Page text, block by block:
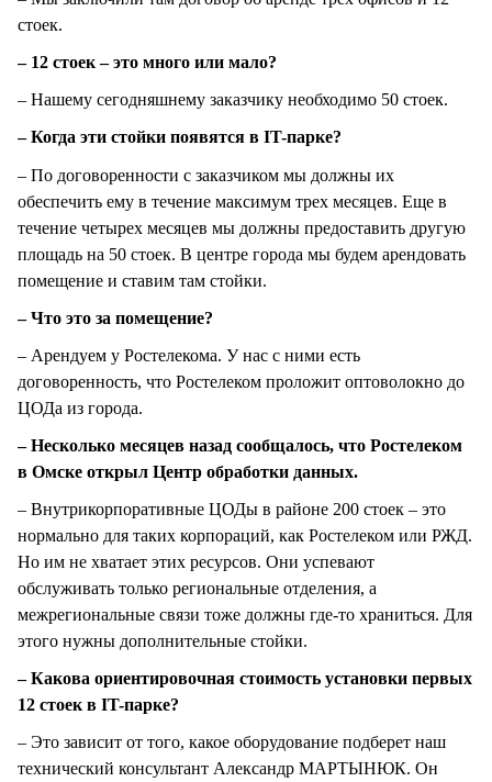
стоек.
– 12 стоек – это много или мало?
– Нашему сегодняшнему заказчику необходимо 50 стоек.
– Когда эти стойки появятся в IT-парке?
– По договоренности с заказчиком мы должны их
обеспечить ему в течение максимум трех месяцев. Еще в
течение четырех месяцев мы должны предоставить другую
площадь на 50 стоек. В центре города мы будем арендовать
помещение и ставим там стойки.
– Что это за помещение?
– Арендуем у Ростелекома. У нас с ними есть
договоренность, что Ростелеком проложит оптоволокно до
ЦОДа из города.
– Несколько месяцев назад сообщалось, что Ростелеком
в Омске открыл Центр обработки данных.
– Внутрикорпоративные ЦОДы в районе 200 стоек – это
нормально для таких корпораций, как Ростелеком или РЖД.
Но им не хватает этих ресурсов. Они успевают
обслуживать только региональные отделения, а
межрегиональные связи тоже должны где-то храниться. Для
этого нужны дополнительные стойки.
– Какова ориентировочная стоимость установки первых
12 стоек в IT-парке?
– Это зависит от того, какое оборудование подберет наш
технический консультант Александр МАРТЫНЮК. Он